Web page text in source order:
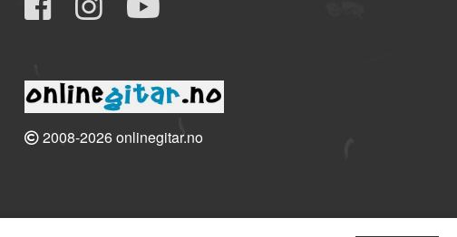
2008-2026 onlinegitar.no